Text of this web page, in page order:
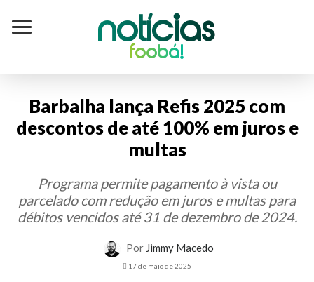
Notícias
foobá!
Barbalha lança Refis 2025 com
descontos de até 100% em juros e
multas
Programa permite pagamento à vista ou
parcelado com redução em juros e multas para
débitos vencidos até 31 de dezembro de 2024.
Por Jimmy Macedo
17 de maio de 2025